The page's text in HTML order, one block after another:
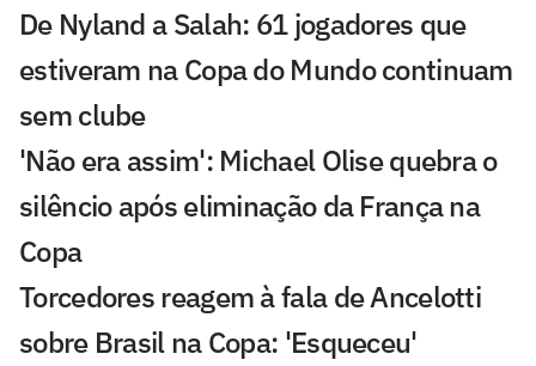
De Nyland a Salah: 61 jogadores que
estiveram na Copa do Mundo continuam
sem clube
'Não era assim': Michael Olise quebra o
silêncio após eliminação da França na
Copa
Torcedores reagem à fala de Ancelotti
sobre Brasil na Copa: 'Esqueceu'